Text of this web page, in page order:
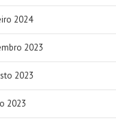
2024
2023
2023
2023